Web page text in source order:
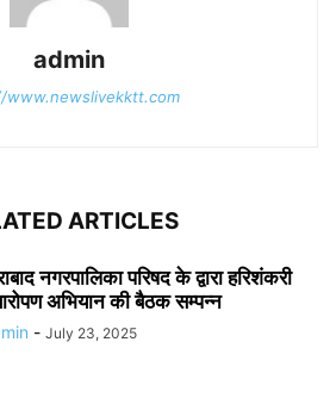
admin
ARTICLES
नगरपालिका परिषद के द्वारा हरिशंकरी
अभियान की बैठक सम्पन्न
- July 23, 2025